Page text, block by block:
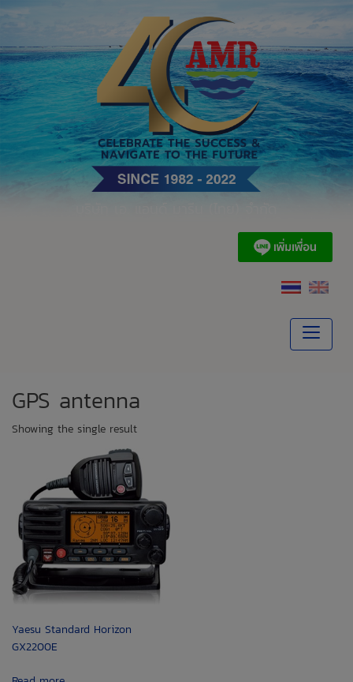
Skip
GPS antenna
Showing the single result
Yaesu Standard Horizon
GX2200E